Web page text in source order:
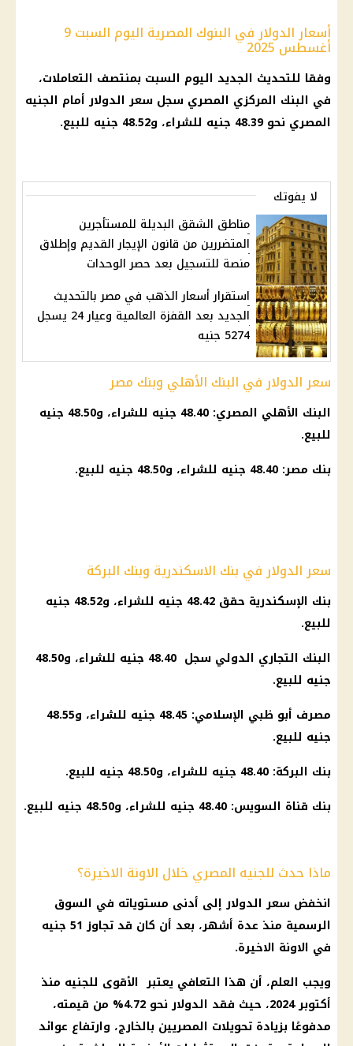
أسعار الدولار في البنوك المصرية اليوم السبت 9
أغسطس 2025
وفقا للتحديث الجديد اليوم السبت بمنتصف التعاملات،
في البنك المركزي المصري سجل سعر الدولار أمام الجنيه
المصري نحو 48.39 جنيه للشراء، و48.52 جنيه للبيع.
لا يفوتك
مناطق الشقق البديلة للمستأجرين
المتضررين من قانون الإيجار القديم وإطلاق
منصة للتسجيل بعد حصر الوحدات
استقرار أسعار الذهب في مصر بالتحديث
الجديد بعد القفزة العالمية وعيار 24 يسجل
5274 جنيه
سعر الدولار في البنك الأهلي وبنك مصر
البنك الأهلي المصري: 48.40 جنيه للشراء، و48.50 جنيه
للبيع.
بنك مصر: 48.40 جنيه للشراء، و48.50 جنيه للبيع.
سعر الدولار في بنك الاسكندرية وبنك البركة
بنك
الإسكندرية حقق 48.42 جنيه للشراء، و48.52 جنيه
للبيع.
البنك التجاري الدولي
سجل 48.40 جنيه للشراء، و48.50
جنيه للبيع.
مصرف أبو ظبي الإسلامي: 48.45 جنيه للشراء، و48.55
جنيه للبيع.
بنك البركة: 48.40 جنيه للشراء، و48.50 جنيه للبيع.
بنك قناة السويس: 48.40 جنيه للشراء، و48.50 جنيه للبيع.
ماذا حدث للجنيه المصري خلال الاونة الاخيرة؟
انخفض سعر الدولارإلى أدنى مستوياته في السوق
الرسمية منذ عدة أشهر، بعد أن كان قد تجاوز 51 جنيه
في الاونة الاخيرة.
ويجب العلم، أن هذا التعافي يعتبر الأقوى للجنيه منذ
أكتوبر 2024، حيث فقد
الدولار
نحو 4.72% من قيمته،
مدفوعًا بزيادة تحويلات المصريين بالخارج، وارتفاع عوائد